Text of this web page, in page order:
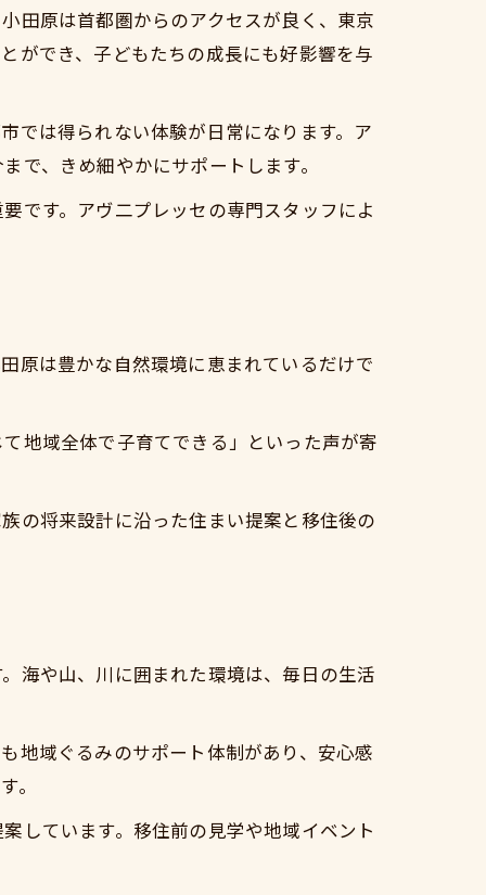
し
理由
田原は首都圏からのアクセスが良く、東京
ができ、子どもたちの成長にも好影響を与
では得られない体験が日常になります。ア
で、きめ細やかにサポートします。
です。アヴ二プレッセの専門スタッフによ
原は豊かな自然環境に恵まれているだけで
地域全体で子育てできる」といった声が寄
の将来設計に沿った住まい提案と移住後の
海や山、川に囲まれた環境は、毎日の生活
地域ぐるみのサポート体制があり、安心感
。
しています。移住前の見学や地域イベント